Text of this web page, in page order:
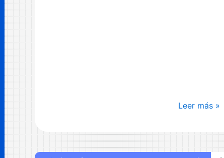
Conferencia
¿Es
sólida
Leer más »